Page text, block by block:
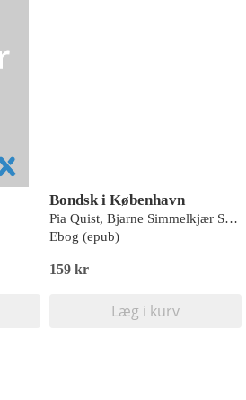
Bondsk i København
Pia Quist, Bjarne Simmelkjær Sandgaard Hansen
Ebog (epub)
159 kr
Læg i kurv